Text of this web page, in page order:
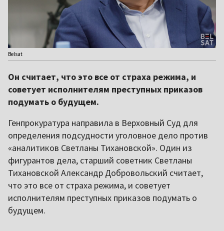
Belsat
Он считает, что это все от страха режима, и
советует исполнителям преступных приказов
подумать о будущем.
Генпрокуратура направила в Верховный Суд для
определения подсудности уголовное дело против
«аналитиков Светланы Тихановской». Один из
фигурантов дела, старший советник Светланы
Тихановской Александр Добровольский считает,
что это все от страха режима, и советует
исполнителям преступных приказов подумать о
будущем.